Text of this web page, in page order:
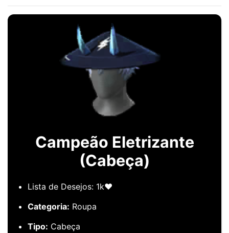
Campeão Eletrizante
(Cabeça)
Lista de Desejos: 1k❤️
Categoria: Roupa
Tipo: Cabeça